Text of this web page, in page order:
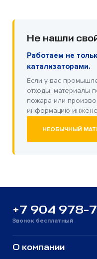
Не нашли
Работаем не
катализаторами.
Если у вас
отходы, материалы
пожара или
информацию
НЕОБЫЧНЫЙ
+7 904 978-
Звонок бесплатный
О компании